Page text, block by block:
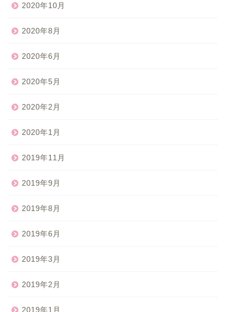
2020年10月
2020年8月
2020年6月
2020年5月
2020年2月
2020年1月
2019年11月
2019年9月
2019年8月
2019年6月
2019年3月
2019年2月
2019年1月